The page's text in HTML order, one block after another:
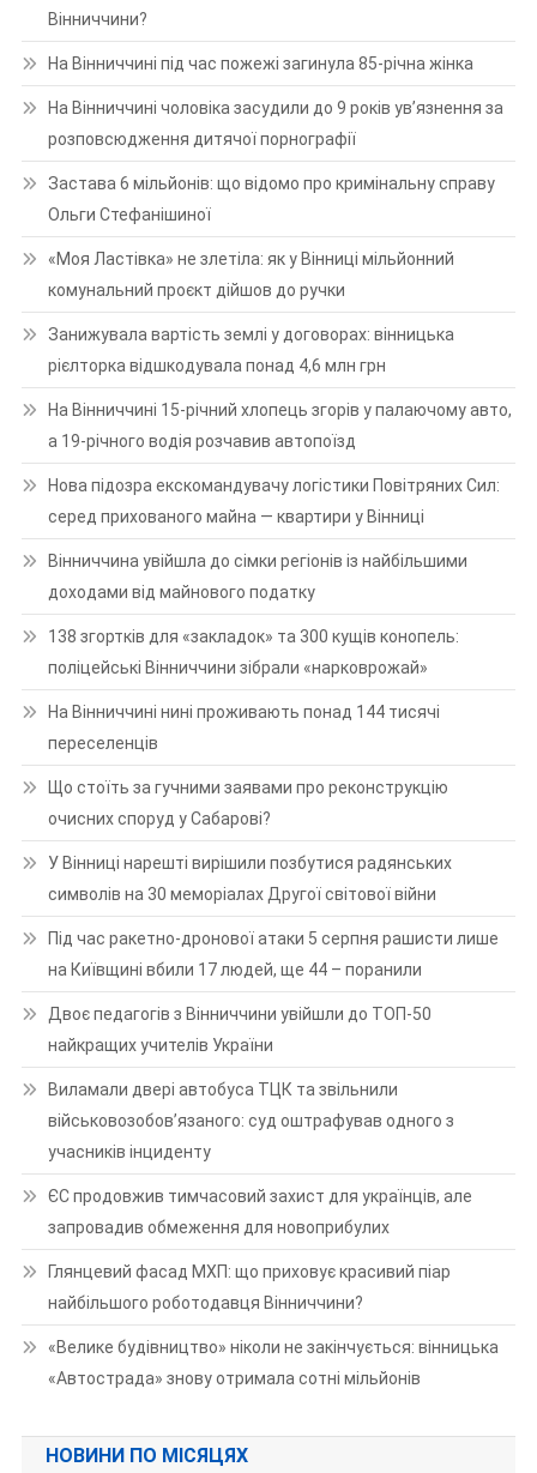
Вінниччини?
На Вінниччині під час пожежі загинула 85-річна жінка
На Вінниччині чоловіка засудили до 9 років ув’язнення за
розповсюдження дитячої порнографії
Застава 6 мільйонів: що відомо про кримінальну справу
Ольги Стефанішиної
«Моя Ластівка» не злетіла: як у Вінниці мільйонний
комунальний проєкт дійшов до ручки
Занижувала вартість землі у договорах: вінницька
рієлторка відшкодувала понад 4,6 млн грн
На Вінниччині 15-річний хлопець згорів у палаючому авто,
а 19-річного водія розчавив автопоїзд
Нова підозра екскомандувачу логістики Повітряних Сил:
серед прихованого майна — квартири у Вінниці
Вінниччина увійшла до сімки регіонів із найбільшими
доходами від майнового податку
138 згортків для «закладок» та 300 кущів конопель:
поліцейські Вінниччини зібрали «нарковрожай»
На Вінниччині нині проживають понад 144 тисячі
переселенців
Що стоїть за гучними заявами про реконструкцію
очисних споруд у Сабарові?
У Вінниці нарешті вирішили позбутися радянських
символів на 30 меморіалах Другої світової війни
Під час ракетно-дронової атаки 5 серпня рашисти лише
на Київщині вбили 17 людей, ще 44 – поранили
Двоє педагогів з Вінниччини увійшли до ТОП-50
найкращих учителів України
Виламали двері автобуса ТЦК та звільнили
військовозобов’язаного: суд оштрафував одного з
учасників інциденту
ЄС продовжив тимчасовий захист для українців, але
запровадив обмеження для новоприбулих
Глянцевий фасад МХП: що приховує красивий піар
найбільшого роботодавця Вінниччини?
«Велике будівництво» ніколи не закінчується: вінницька
«Автострада» знову отримала сотні мільйонів
НОВИНИ ПО МІСЯЦЯХ